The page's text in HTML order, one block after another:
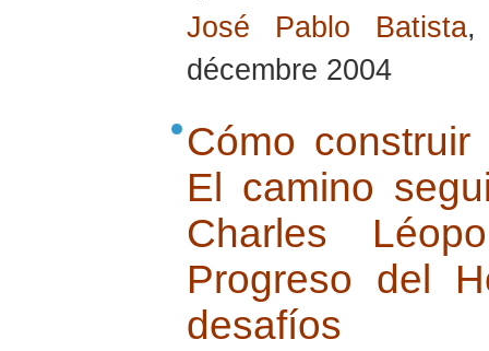
José Pablo Batista,
décembre 2004
Cómo construir
El camino
Charles
Progreso del
desafíos